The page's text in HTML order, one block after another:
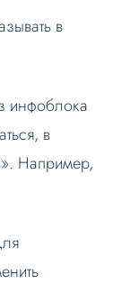
в
инфоблока
в
Например,